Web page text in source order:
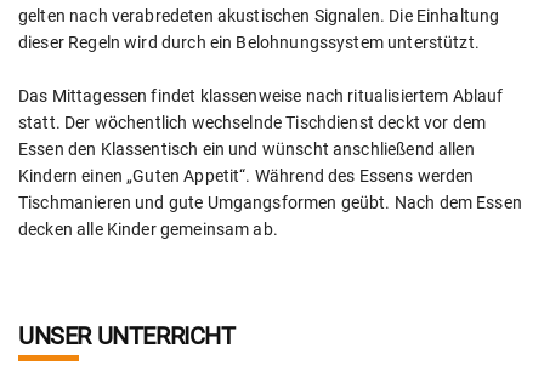
gelten nach verabredeten akustischen Signalen. Die Einhaltung
dieser Regeln wird durch ein Belohnungssystem unterstützt.
Das Mittagessen findet klassenweise nach ritualisiertem Ablauf
statt. Der wöchentlich wechselnde Tischdienst deckt vor dem
Essen den Klassentisch ein und wünscht anschließend allen
Kindern einen „Guten Appetit“. Während des Essens werden
Tischmanieren und gute Umgangsformen geübt. Nach dem Essen
decken alle Kinder gemeinsam ab.
UNSER UNTERRICHT